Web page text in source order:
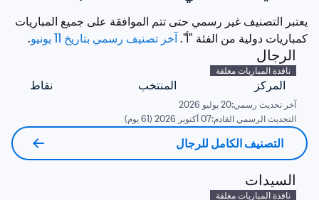
كمباريات دولية من الفئة "أ". آخر تصنيف رسمي بتاريخ 11 يونيو .
الرجال
نافذة المباريات مغلقة
المركز المنتخب نقاط
آخر تحديث رسمي:20 يوليو 2026
التحديث الرسمي القادم:07 أكتوبر 2026 (61 يوم)
التصنيف الكامل للرجال
السيدات
نافذة المباريات مغلقة